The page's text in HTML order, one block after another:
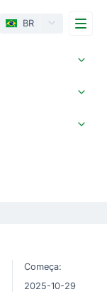
BR
Começa:
2025-10-29